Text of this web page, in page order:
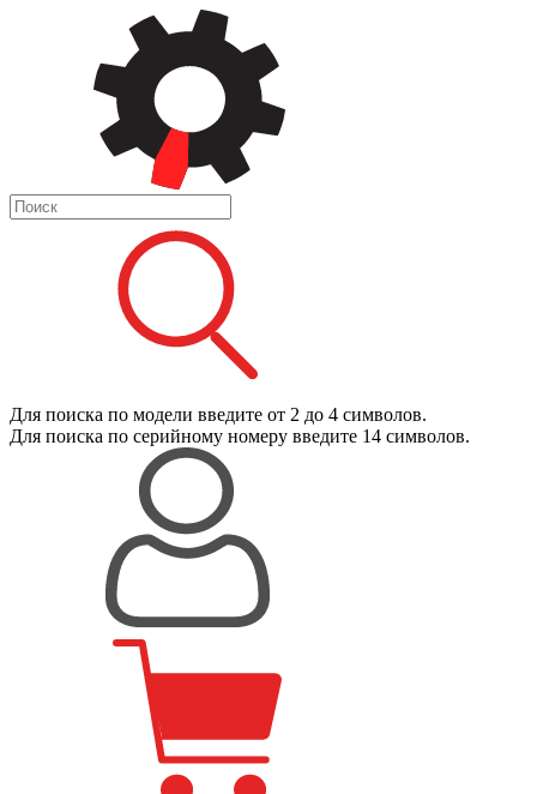
Для поиска по модели введите от 2 до 4 символов.
Для поиска по серийному номеру введите 14 символов.